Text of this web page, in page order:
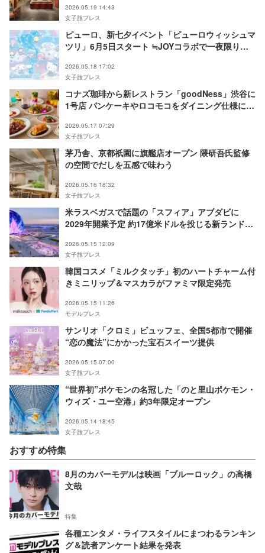
2026.05.19 14:43
女子旅プレス
ピューロ、新七夕イベント「ピューロウィッシュマ
ツリ」6月5日スタート ≒JOYコラボで一夜限りの
2026.05.18 17:02
女子旅プレス
コナズ珈琲から新レストラン「goodNess」渋谷に
1号店 パンケーキやロコモコをダイニング仕様にア
2026.05.17 07:29
女子旅プレス
茅乃舎、京都祇園に旗艦店オープン 隈研吾氏監修
の空間でだしを五感で味わう
2026.05.16 18:32
女子旅プレス
米ラスベガスで話題の「スフィア」アブダビに
2029年開業予定 約17億米ドルを投じる新ランドマ
2026.05.15 12:09
女子旅プレス
韓国コスメ「ミルクタッチ」初のハートチャーム付
きミニリップ＆マスカラがファミマ限定発売
2026.05.15 11:26
モデルプレス
サンリオ「クロミ」ビュッフェ、全国5都市で開催
“恋の魔法”にかかった宝石スイーツ提供
2026.05.15 07:00
女子旅プレス
“世界初”ポケモンの名冠した「のと里山ポケモン・
ウィズ・ユー空港」約3年限定オープン
2026.05.14 18:45
女子旅プレス
おすすめ特集
8月のカバーモデルは映画「ブルーロック」の高橋
文哉
特集
各種エンタメ・ライフスタイルにまつわるランキン
グ＆読者アンケート結果を発表